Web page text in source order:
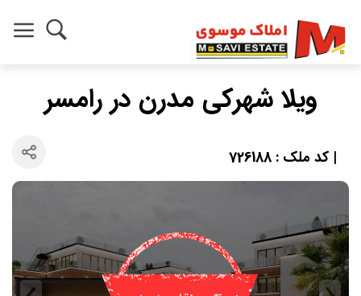
ویلا شهرکی مدرن در رامسر
| کد ملک : 726188